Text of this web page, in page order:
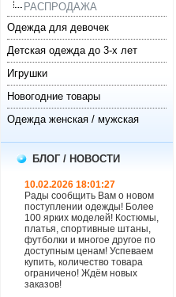
РАСПРОДАЖА
Одежда для девочек
Детская одежда до 3-х лет
Игрушки
Новогодние товары
Одежда женская / мужская
БЛОГ / НОВОСТИ
10.02.2026 18:01:27
Рады сообщить Вам о новом
поступлении одежды! Более
100 ярких моделей! Костюмы,
платья, спортивные штаны,
футболки и многое другое по
доступным ценам! Успеваем
купить, количество товара
ограничено! Ждём новых
заказов!